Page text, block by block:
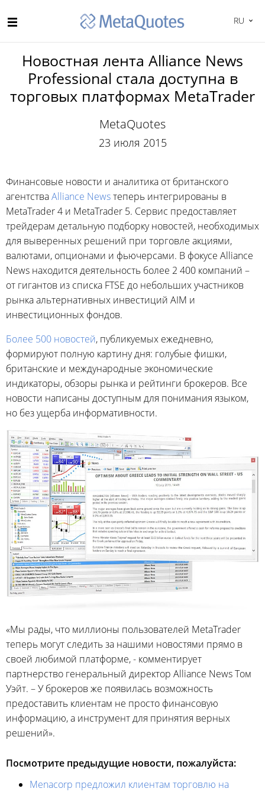
RU
Новостная лента Alliance News
Professional стала доступна в
торговых платформах MetaTrader
MetaQuotes
23 июля 2015
Финансовые новости и аналитика от британского
агентстваAlliance Newsтеперь интегрированы в
MetaTrader 4 и MetaTrader 5. Сервис предоставляет
трейдерам детальную подборку новостей, необходимых
для выверенных решений при торговле акциями,
валютами, опционами и фьючерсами. В фокусе Alliance
News находится деятельность более 2 400 компаний –
от гигантов из списка FTSE до небольших участников
рынка альтернативных инвестиций AIM и
инвестиционных фондов.
Более 500 новостей, публикуемых ежедневно,
формируют полную картину дня: голубые фишки,
британские и международные экономические
индикаторы, обзоры рынка и рейтинги брокеров. Все
новости написаны доступным для понимания языком,
но без ущерба информативности.
«Мы рады, что миллионы пользователей MetaTrader
теперь могут следить за нашими новостями прямо в
своей любимой платформе, - комментирует
партнерство генеральный директор Alliance News Том
Уэйт. – У брокеров же появилась возможность
предоставить клиентам не просто финансовую
информацию, а инструмент для принятия верных
решений».
Посмотрите предыдущие новости, пожалуйста:
Menacorp предложил клиентам торговлю на